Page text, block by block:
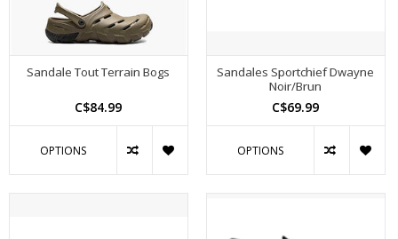
Sandale Tout Terrain Bogs
C$84.99
OPTIONS
Sandales Sportchief Dwayne
Noir/Brun
C$69.99
OPTIONS